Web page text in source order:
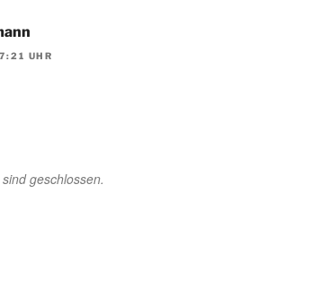
UHR
geschlossen.